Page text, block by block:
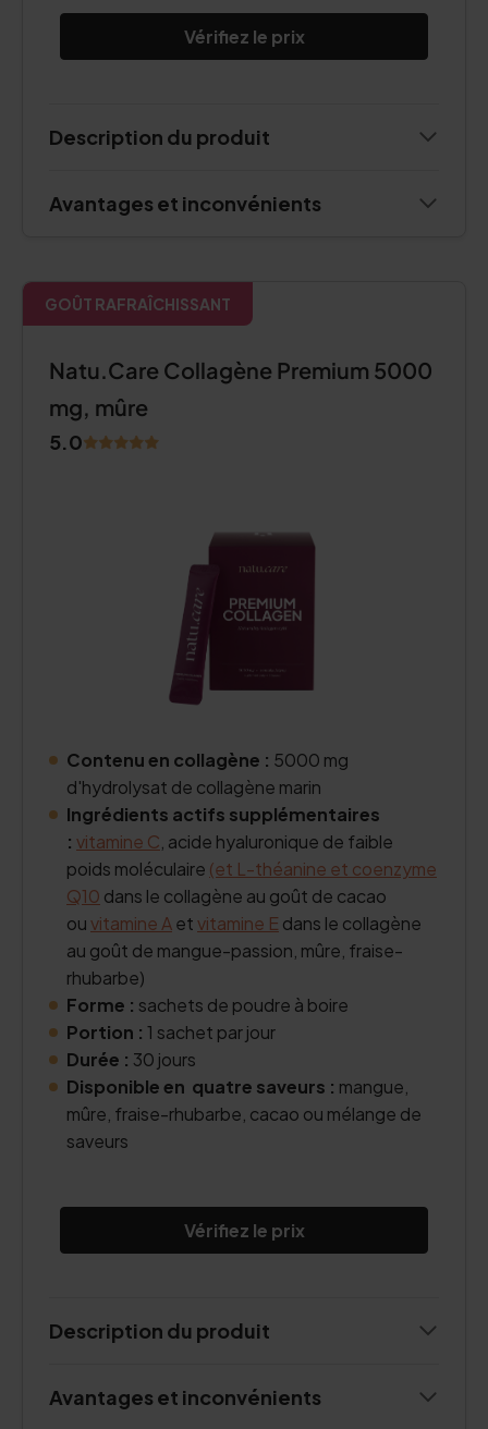
Vérifiez le prix
Description du produit
Avantages et inconvénients
GOÛT RAFRAÎCHISSANT
Natu.Care Collagène Premium 5000
mg, mûre
5.0
Contenu en collagène : 5000 mg
d'hydrolysat de collagène marin
Ingrédients actifs supplémentaires
: vitamine C , acide hyaluronique de faible
poids moléculaire (et L-théanine et coenzyme
Q10 dans le collagène au goût de cacao
ouvitamine Aetvitamine E dans le collagène
au goût de mangue-passion, mûre, fraise-
rhubarbe)
Forme : sachets de poudre à boire
Portion : 1 sachet par jour
Durée : 30 jours
Disponible en quatre saveurs : mangue,
mûre, fraise-rhubarbe, cacao ou mélange de
saveurs
Vérifiez le prix
Description du produit
Avantages et inconvénients